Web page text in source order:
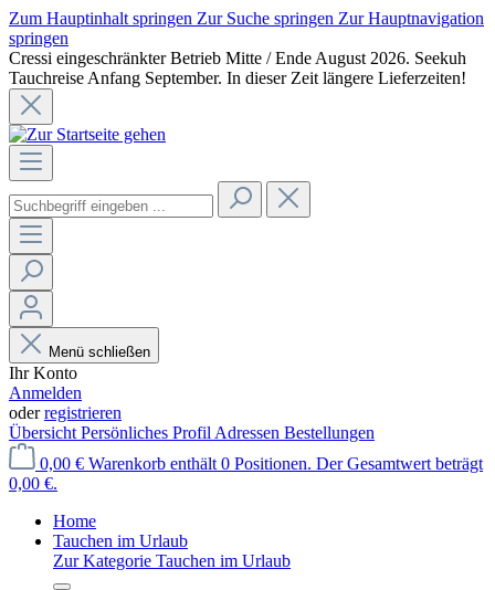
Zum Hauptinhalt springen Zur Suche springen Zur Hauptnavigation
springen
Cressi eingeschränkter Betrieb Mitte / Ende August 2026. Seekuh
Tauchreise Anfang September. In dieser Zeit längere Lieferzeiten!
Menü schließen
Ihr Konto
Anmelden
oderregistrieren
Übersicht Persönliches Profil Adressen Bestellungen
0,00 € Warenkorb enthält 0 Positionen. Der Gesamtwert beträgt
0,00 €.
Home
Tauchen im Urlaub
Zur Kategorie Tauchen im Urlaub